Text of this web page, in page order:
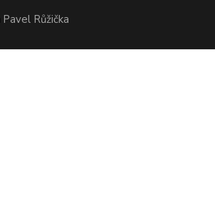
Růžička